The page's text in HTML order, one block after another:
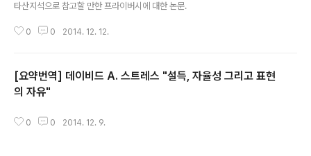
타산지석으로 참고할 만한 프라이버시에 대한 논문.
0 0 2014. 12. 12.
[요약번역] 데이비드 A. 스트레스 "설득, 자율성 그리고 표현
의 자유"
0 0 2014. 12. 9.